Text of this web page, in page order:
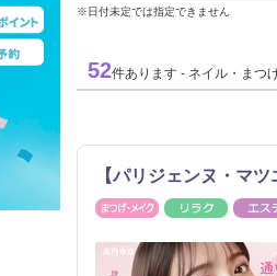
※日付未定では指定できません
52件あります - ネイル・まつ
【パリジェンヌ・マ
まつげ・メイクリラク